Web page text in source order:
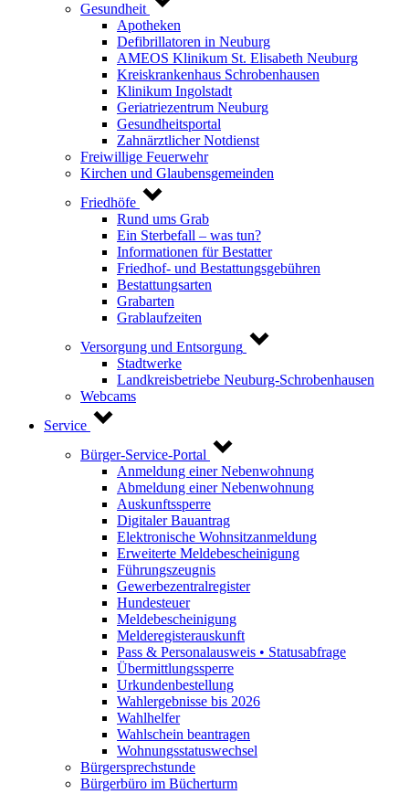
Gesundheit
Apotheken
Defibrillatoren in Neuburg
AMEOS Klinikum St. Elisabeth Neuburg
Kreiskrankenhaus Schrobenhausen
Klinikum Ingolstadt
Geriatriezentrum Neuburg
Gesundheitsportal
Zahnärztlicher Notdienst
Freiwillige Feuerwehr
Kirchen und Glaubensgemeinden
Friedhöfe
Rund ums Grab
Ein Sterbefall – was tun?
Informationen für Bestatter
Friedhof- und Bestattungsgebühren
Bestattungsarten
Grabarten
Grablaufzeiten
Versorgung und Entsorgung
Stadtwerke
Landkreisbetriebe Neuburg-Schrobenhausen
Webcams
Service
Bürger-Service-Portal
Anmeldung einer Nebenwohnung
Abmeldung einer Nebenwohnung
Auskunftssperre
Digitaler Bauantrag
Elektronische Wohnsitzanmeldung
Erweiterte Meldebescheinigung
Führungszeugnis
Gewerbezentralregister
Hundesteuer
Meldebescheinigung
Melderegisterauskunft
Pass & Personalausweis • Statusabfrage
Übermittlungssperre
Urkundenbestellung
Wahlergebnisse bis 2026
Wahlhelfer
Wahlschein beantragen
Wohnungsstatuswechsel
Bürgersprechstunde
Bürgerbüro im Bücherturm